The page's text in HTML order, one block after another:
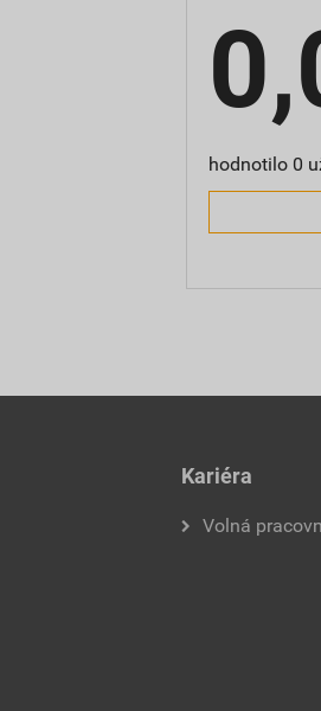
hodnotilo 0
Kariéra
Volná